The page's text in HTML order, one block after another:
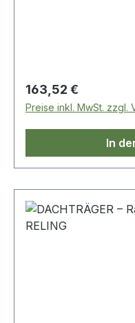
Regulärer Preis:
163,52 €
Preise inkl. MwSt. zzgl.
In